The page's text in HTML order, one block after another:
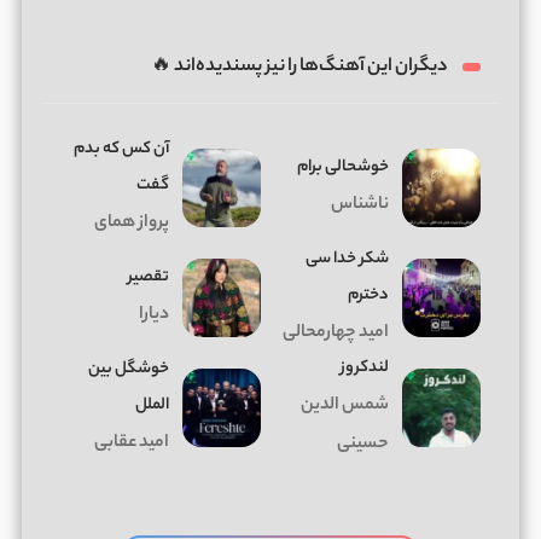
دیگران این آهنگ‌ها را نیز پسندیده‌اند 🔥
خوشحالی برام
ناشناس
آن کس که بدم
گفت
پرواز همای
شکر خدا سی
دخترم
امید چهارمحالی
تقصیر
دیارا
لندکروز
شمس الدین
حسینی
خوشگل بین
الملل
امید عقابی